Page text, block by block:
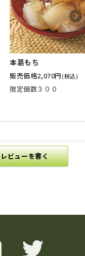
本葛もち
販売価格2,070円(税込)
限定個数３００
レビューを書く